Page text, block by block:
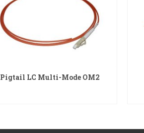
Pigtail LC Multi-Mode OM2